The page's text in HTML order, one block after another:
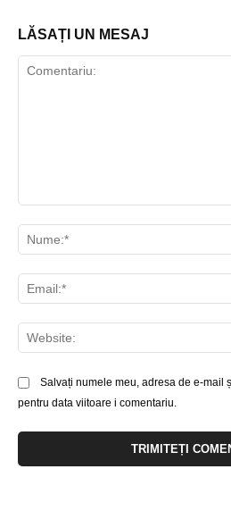
LĂSAȚI UN MESAJ
Salvați numele meu, adresa de e-mail
pentru data viitoare i comentariu.